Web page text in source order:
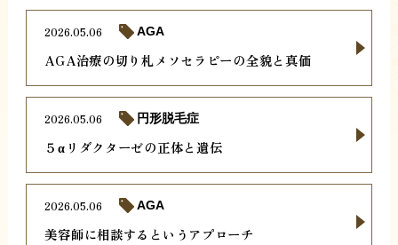
AGA治療の切り札メソセラピーの全貌と真価
2026.05.06 AGA
５αリダクターゼの正体と遺伝
2026.05.06 円形脱毛症
美容師に相談するというアプローチ
2026.05.06 AGA